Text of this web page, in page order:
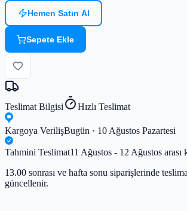
Hemen Satın Al
Sepete Ekle
Teslimat Bilgisi Hızlı Teslimat
Kargoya VerilişBugün · 10 Ağustos Pazartesi
Tahmini Teslimat11 Ağustos - 12 Ağustos arası
13.00 sonrası ve hafta sonu siparişlerinde
güncellenir.